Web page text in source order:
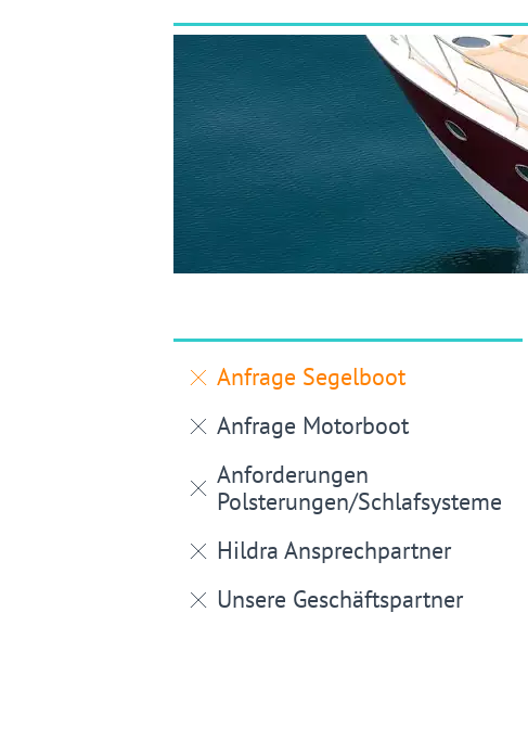
Anfrage Segelboot
Anfrage Motorboot
Anforderungen
Polsterungen/Schlafsysteme
Hildra Ansprechpartner
Unsere Geschäftspartner